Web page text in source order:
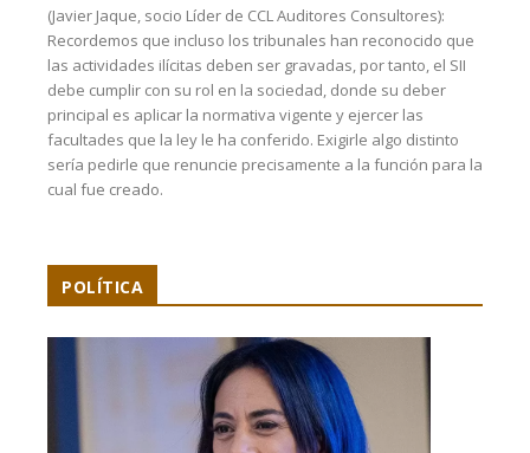
(Javier Jaque, socio Líder de CCL Auditores Consultores):
Recordemos que incluso los tribunales han reconocido que
las actividades ilícitas deben ser gravadas, por tanto, el SII
debe cumplir con su rol en la sociedad, donde su deber
principal es aplicar la normativa vigente y ejercer las
facultades que la ley le ha conferido. Exigirle algo distinto
sería pedirle que renuncie precisamente a la función para la
cual fue creado.
POLÍTICA